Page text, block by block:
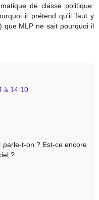
de classe politique:
il prétend qu'il faut y
que MLP ne sait pourquoi il
à 14:10
parle-t-on ? Est-ce encore
?